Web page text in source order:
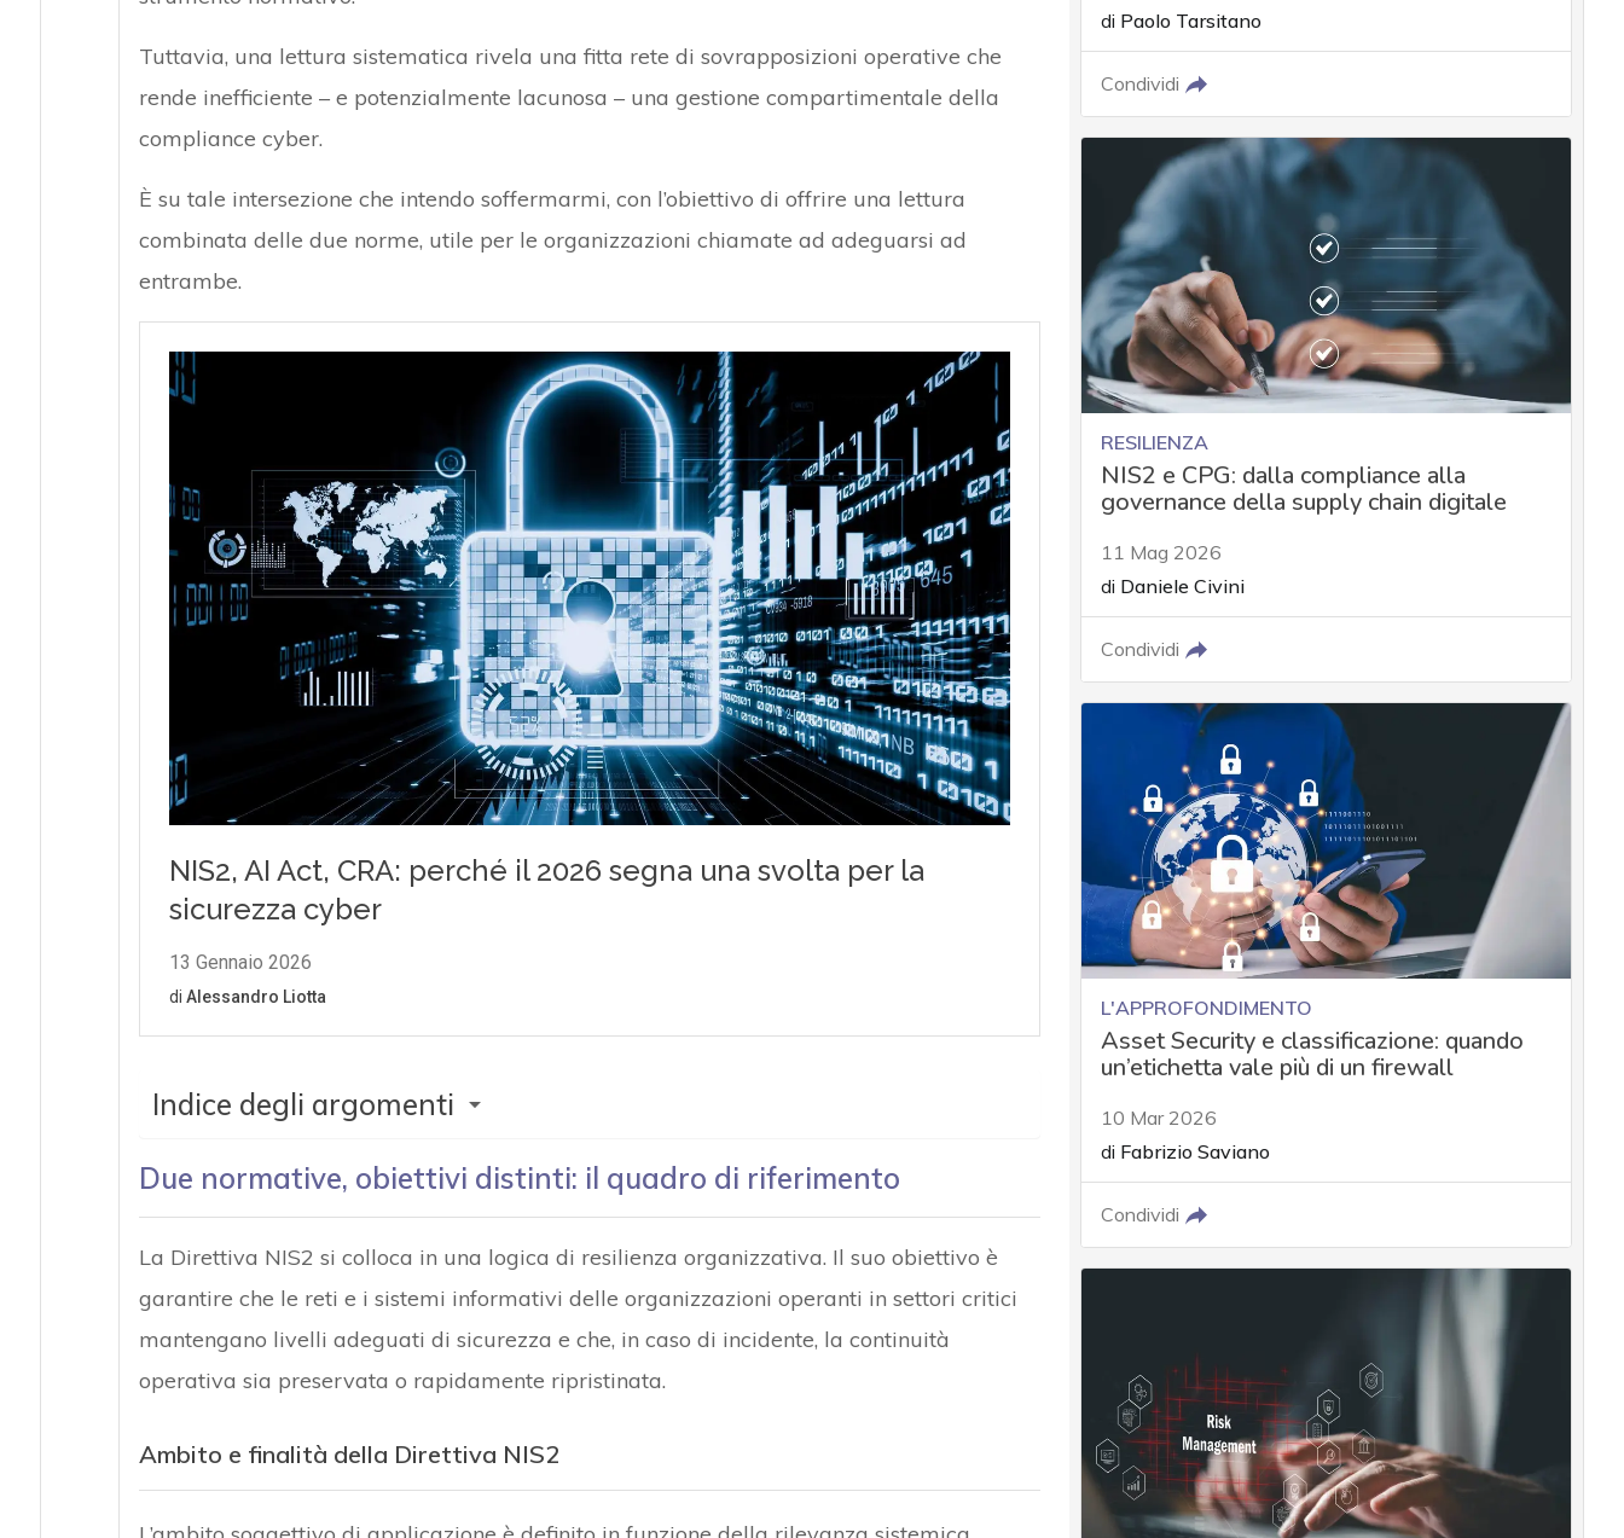
Tuttavia, una lettura sistematica rivela una fitta rete di sovrapposizioni operative che
rende inefficiente – e potenzialmente lacunosa – una gestione compartimentale della
compliance cyber.
È su tale intersezione che intendo soffermarmi, con l’obiettivo di offrire una lettura
combinata delle due norme, utile per le organizzazioni chiamate ad adeguarsi ad
entrambe.
Indice degli argomenti
Due normative, obiettivi distinti: il quadro di riferimento
La Direttiva NIS2 si colloca in una logica di resilienza organizzativa. Il suo obiettivo è
garantire che le reti e i sistemi informativi delle organizzazioni operanti in settori critici
mantengano livelli adeguati di sicurezza e che, in caso di incidente, la continuità
operativa sia preservata o rapidamente ripristinata.
Ambito e finalità della Direttiva NIS2
di Paolo Tarsitano
Condividi
RESILIENZA
NIS2 e CPG: dalla compliance alla
governance della supply chain digitale
11 Mag 2026
di Daniele Civini
Condividi
L'APPROFONDIMENTO
Asset Security e classificazione: quando
un’etichetta vale più di un firewall
10 Mar 2026
di Fabrizio Saviano
Condividi